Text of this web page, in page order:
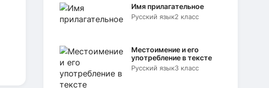
Имя прилагательное
Русский язык2 класс
Местоимение и его
употребление в тексте
Русский язык3 класс